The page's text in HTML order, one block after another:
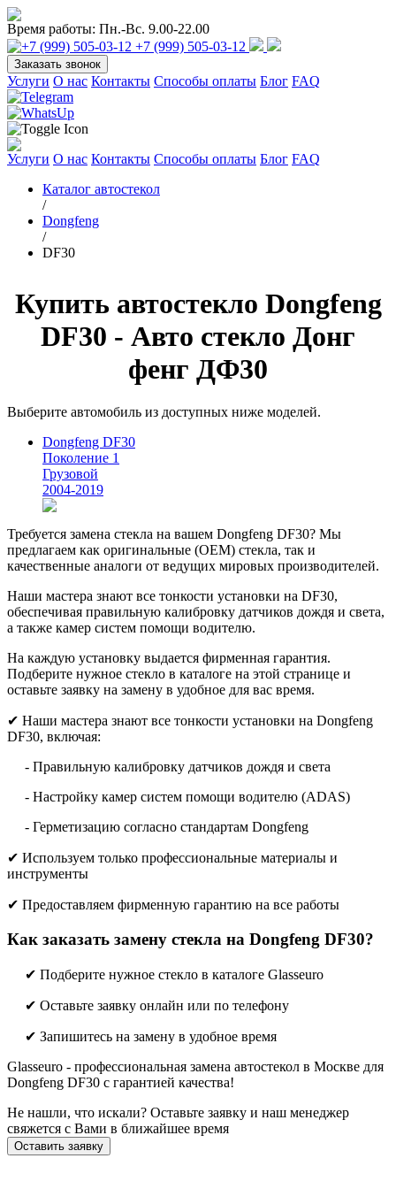
Время работы: Пн.-Вс. 9.00-22.00
+7 (999) 505-03-12
Заказать звонок
Услуги О нас Контакты Способы оплаты Блог FAQ
Услуги О нас Контакты Способы оплаты Блог FAQ
Каталог автостекол
/
Dongfeng
/
DF30
Купить автостекло Dongfeng
DF30 - Авто стекло Донг
фенг ДФ30
Выберите автомобиль из доступных ниже моделей.
Dongfeng DF30
Поколение 1
Грузовой
2004-2019
Требуется замена стекла на вашем Dongfeng DF30? Мы
предлагаем как оригинальные (OEM) стекла, так и
качественные аналоги от ведущих мировых производителей.
Наши мастера знают все тонкости установки на DF30,
обеспечивая правильную калибровку датчиков дождя и света,
а также камер систем помощи водителю.
На каждую установку выдается фирменная гарантия.
Подберите нужное стекло в каталоге на этой странице и
оставьте заявку на замену в удобное для вас время.
✔ Наши мастера знают все тонкости установки на Dongfeng
DF30, включая:
- Правильную калибровку датчиков дождя и света
- Настройку камер систем помощи водителю (ADAS)
- Герметизацию согласно стандартам Dongfeng
✔ Используем только профессиональные материалы и
инструменты
✔ Предоставляем фирменную гарантию на все работы
Как заказать замену стекла на Dongfeng DF30?
✔ Подберите нужное стекло в каталоге Glasseuro
✔ Оставьте заявку онлайн или по телефону
✔ Запишитесь на замену в удобное время
Glasseuro - профессиональная замена автостекол в Москве для
Dongfeng DF30 с гарантией качества!
Не нашли, что искали? Оставьте заявку и наш менеджер
свяжется с Вами в ближайшее время
Оставить заявку